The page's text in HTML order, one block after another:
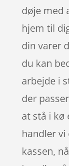
døje med
hjem til
din varer
du kan
arbejde i
der
at stå i kø
handler vi
kassen,